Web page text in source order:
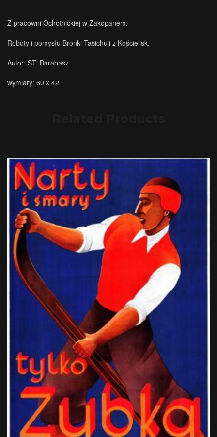
Z pracowni Ochotnickiej w Zakopanem.
Roboty i pomysłu Bronki Tasichuli z Kościelisk.
Autor: ST. Barabasz
wymiary: 60 x 42